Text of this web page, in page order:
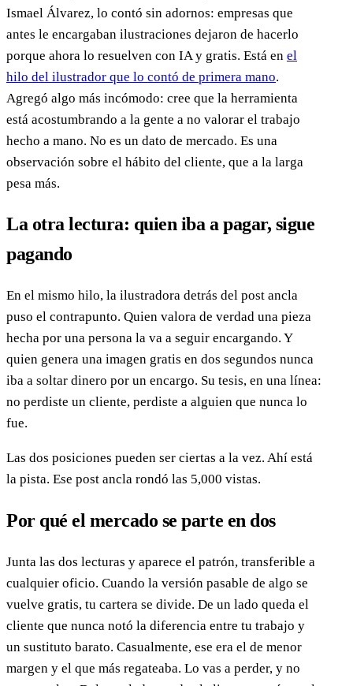
Ismael Álvarez, lo contó sin adornos: empresas que
antes le encargaban ilustraciones dejaron de hacerlo
porque ahora lo resuelven con IA y gratis. Está en el
hilo del ilustrador que lo contó de primera mano.
Agregó algo más incómodo: cree que la herramienta
está acostumbrando a la gente a no valorar el trabajo
hecho a mano. No es un dato de mercado. Es una
observación sobre el hábito del cliente, que a la larga
pesa más.
La otra lectura: quien iba a pagar, sigue
pagando
En el mismo hilo, la ilustradora detrás del post ancla
puso el contrapunto. Quien valora de verdad una pieza
hecha por una persona la va a seguir encargando. Y
quien genera una imagen gratis en dos segundos nunca
iba a soltar dinero por un encargo. Su tesis, en una línea:
no perdiste un cliente, perdiste a alguien que nunca lo
fue.
Las dos posiciones pueden ser ciertas a la vez. Ahí está
la pista. Ese post ancla rondó las 5,000 vistas.
Por qué el mercado se parte en dos
Junta las dos lecturas y aparece el patrón, transferible a
cualquier oficio. Cuando la versión pasable de algo se
vuelve gratis, tu cartera se divide. De un lado queda el
cliente que nunca notó la diferencia entre tu trabajo y
un sustituto barato. Casualmente, ese era el de menor
margen y el que más regateaba. Lo vas a perder, y no